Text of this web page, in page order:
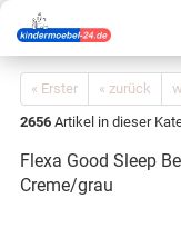
« Erster « zurück
2656 Artikel in dieser
Flexa Good Sleep
Creme/grau